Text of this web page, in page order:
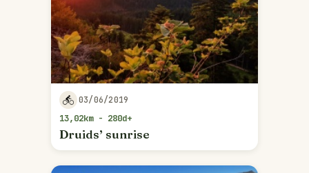
03/06/2019
13,02km - 280d+
Druids’ sunrise